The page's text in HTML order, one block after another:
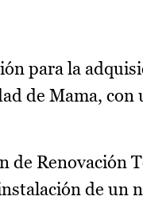
para la
de Mama,
de Renovación
de un